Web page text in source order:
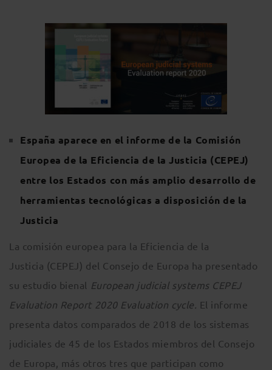
España aparece en el informe de la Comisión
Europea de la Eficiencia de la Justicia (CEPEJ)
entre los Estados con más amplio desarrollo de
herramientas tecnológicas a disposición de la
Justicia
La comisión europea para la Eficiencia de la
Justicia (CEPEJ) del Consejo de Europa ha presentado
su estudio bienal European judicial systems CEPEJ
Evaluation Report 2020 Evaluation cycle. El informe
presenta datos comparados de 2018 de los sistemas
judiciales de 45 de los Estados miembros del Consejo
de Europa, más otros tres que participan como